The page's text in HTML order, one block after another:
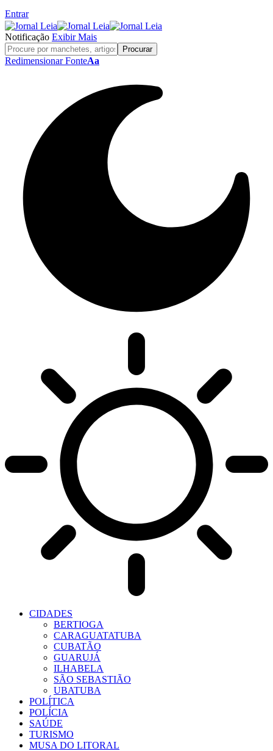
Entrar
Notificação Exibir Mais
Redimensionar FonteAa
CIDADES
BERTIOGA
CARAGUATATUBA
CUBATÃO
GUARUJÁ
ILHABELA
SÃO SEBASTIÃO
UBATUBA
POLÍTICA
POLÍCIA
SAÚDE
TURISMO
MUSA DO LITORAL